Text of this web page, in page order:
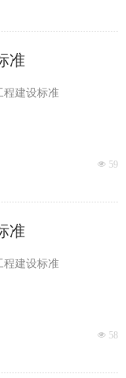
准
程建设标准
넶 59
准
程建设标准
넶 58